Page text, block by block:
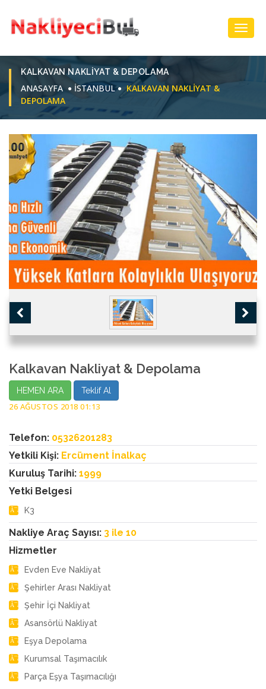
KALKAVAN NAKLIYAT & DEPOLAMA
ANASAYFA İSTANBUL
KALKAVAN NAKLIYAT &
DEPOLAMA
Kalkavan Nakliyat & Depolama
HEMEN ARA Teklif Al
26 AĞUSTOS 2018 01:13
Telefon: 05326201283
Yetkili Kişi: Ercüment İnalkaç
Kuruluş Tarihi: 1999
Yetki Belgesi
K3
Nakliye Araç Sayısı: 3 ile 10
Hizmetler
Evden Eve Nakliyat
Şehirler Arası Nakliyat
Şehir İçi Nakliyat
Asansörlü Nakliyat
Eşya Depolama
Kurumsal Taşımacılık
Parça Eşya Taşımacılığı